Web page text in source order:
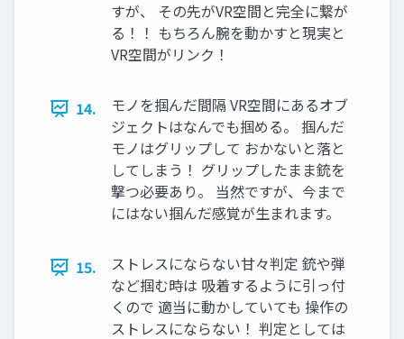
すが、 その先がVR空間と完全に繋が
る！！ もちろん腕を動かすと現実と
VR空間がリンク！
14.
モノを掴んだ間隔 VR空間にあるオブ
ジェクトはなんでも掴める。 掴んだ
モノはグリップして おかないと落と
してしまう！ グリップしたまま銃を
撃つ必要あり。 当然ですが、今まで
にはない掴んだ感覚が生まれます。
15.
ストレスにならない甘々判定 銃や弾
など掴む時は 吸着するように引っ付
くので 適当に動かしていても 操作の
ストレスにならない！ 判定としては